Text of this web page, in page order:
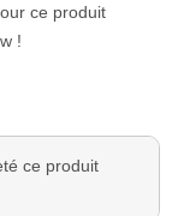
ce produit
!
ce produit